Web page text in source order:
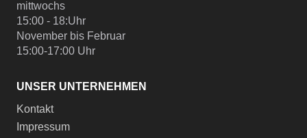
mittwochs
15:00 - 18:Uhr
November bis Februar
15:00-17:00 Uhr
UNSER UNTERNEHMEN
Kontakt
Impressum